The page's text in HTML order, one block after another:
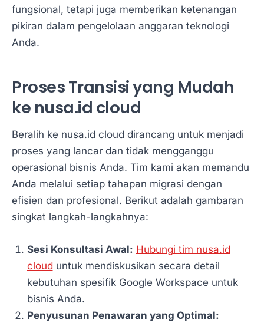
fungsional, tetapi juga memberikan ketenangan
pikiran dalam pengelolaan anggaran teknologi
Anda.
Proses Transisi yang Mudah
ke nusa.id cloud
Beralih ke nusa.id cloud dirancang untuk menjadi
proses yang lancar dan tidak mengganggu
operasional bisnis Anda. Tim kami akan memandu
Anda melalui setiap tahapan migrasi dengan
efisien dan profesional. Berikut adalah gambaran
singkat langkah-langkahnya:
Sesi Konsultasi Awal: Hubungi tim nusa.id
cloud untuk mendiskusikan secara detail
kebutuhan spesifik Google Workspace untuk
bisnis Anda.
Penyusunan Penawaran yang Optimal: